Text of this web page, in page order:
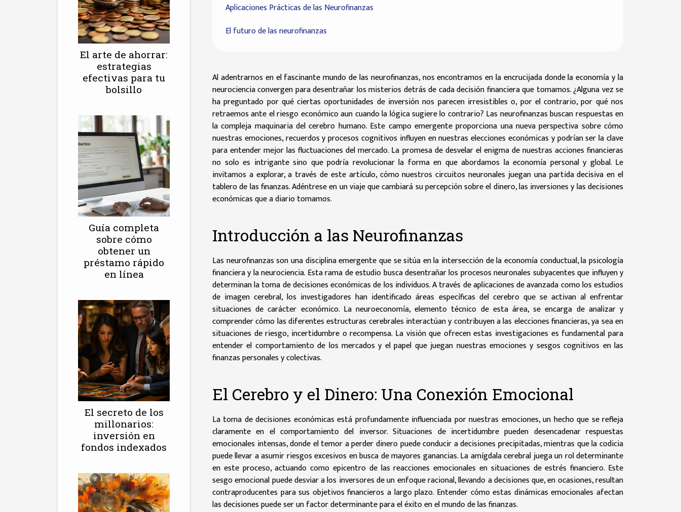
El arte de ahorrar:
estrategias
efectivas para tu
bolsillo
Guía completa
sobre cómo
obtener un
préstamo rápido
en línea
El secreto de los
millonarios:
inversión en
fondos indexados
Aplicaciones Prácticas de las Neurofinanzas
El futuro de las neurofinanzas
Al adentrarnos en el fascinante mundo de las neurofinanzas, nos encontramos en la encrucijada donde la economía y la
neurociencia convergen para desentrañar los misterios detrás de cada decisión financiera que tomamos. ¿Alguna vez se
ha preguntado por qué ciertas oportunidades de inversión nos parecen irresistibles o, por el contrario, por qué nos
retraemos ante el riesgo económico aun cuando la lógica sugiere lo contrario? Las neurofinanzas buscan respuestas en
la compleja maquinaria del cerebro humano. Este campo emergente proporciona una nueva perspectiva sobre cómo
nuestras emociones, recuerdos y procesos cognitivos influyen en nuestras elecciones económicas y podrían ser la clave
para entender mejor las fluctuaciones del mercado. La promesa de desvelar el enigma de nuestras acciones financieras
no solo es intrigante sino que podría revolucionar la forma en que abordamos la economía personal y global. Le
invitamos a explorar, a través de este artículo, cómo nuestros circuitos neuronales juegan una partida decisiva en el
tablero de las finanzas. Adéntrese en un viaje que cambiará su percepción sobre el dinero, las inversiones y las decisiones
económicas que a diario tomamos.
Introducción a las Neurofinanzas
Las neurofinanzas son una disciplina emergente que se sitúa en la intersección de la economía conductual, la psicología
financiera y la neurociencia. Esta rama de estudio busca desentrañar los procesos neuronales subyacentes que influyen y
determinan la toma de decisiones económicas de los individuos. A través de aplicaciones de avanzada como los estudios
de imagen cerebral, los investigadores han identificado áreas específicas del cerebro que se activan al enfrentar
situaciones de carácter económico. La neuroeconomía, elemento técnico de esta área, se encarga de analizar y
comprender cómo las diferentes estructuras cerebrales interactúan y contribuyen a las elecciones financieras, ya sea en
situaciones de riesgo, incertidumbre o recompensa. La visión que ofrecen estas investigaciones es fundamental para
entender el comportamiento de los mercados y el papel que juegan nuestras emociones y sesgos cognitivos en las
finanzas personales y colectivas.
El Cerebro y el Dinero: Una Conexión Emocional
La toma de decisiones económicas está profundamente influenciada por nuestras emociones, un hecho que se refleja
claramente en el comportamiento del inversor. Situaciones de incertidumbre pueden desencadenar respuestas
emocionales intensas, donde el temor a perder dinero puede conducir a decisiones precipitadas, mientras que la codicia
puede llevar a asumir riesgos excesivos en busca de mayores ganancias. La amígdala cerebral juega un rol determinante
en este proceso, actuando como epicentro de las reacciones emocionales en situaciones de estrés financiero. Este
sesgo emocional puede desviar a los inversores de un enfoque racional, llevando a decisiones que, en ocasiones, resultan
contraproducentes para sus objetivos financieros a largo plazo. Entender cómo estas dinámicas emocionales afectan
las decisiones puede ser un factor determinante para el éxito en el mundo de las finanzas.